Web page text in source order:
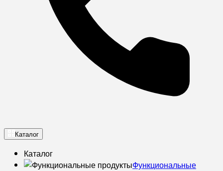
Каталог
Каталог
Функциональные